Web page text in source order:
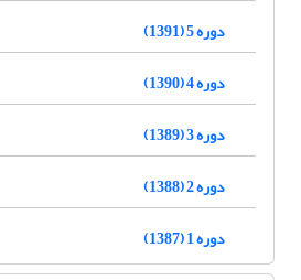
دوره 5 (1391)
دوره 4 (1390)
دوره 3 (1389)
دوره 2 (1388)
دوره 1 (1387)